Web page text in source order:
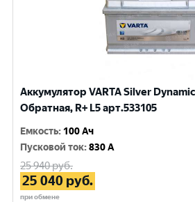
Аккумулятор VARTA Silver
Обратная, R+ L5 арт.533105
Емкость: 100 Ач
Пусковой ток:830 A
25 940руб.
25 040 руб.
при обмене